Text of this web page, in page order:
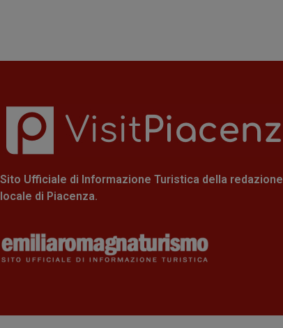
Sito Ufficiale di Informazione Turistica della redazione
locale di Piacenza.